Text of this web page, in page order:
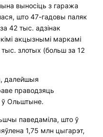
выносіць з гаража
што 47-гадовы паляк
42 тыс. адзінак
акцызнымі маркамі
злотых (больш за 12
далейшыя
праводзяць
ў Ольштыне.
паведаміла, што ў
1,75 млн цыгарэт,